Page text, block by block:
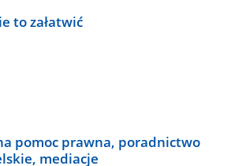
to załatwić
pomoc prawna, poradnictwo
mediacje